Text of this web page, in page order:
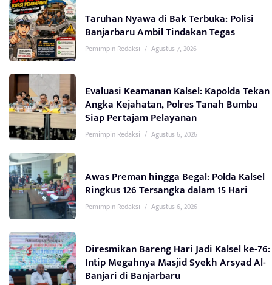
Taruhan Nyawa di Bak Terbuka: Polisi
Banjarbaru Ambil Tindakan Tegas
Pemimpin Redaksi / Agustus 7, 2026
Evaluasi Keamanan Kalsel: Kapolda Tekan
Angka Kejahatan, Polres Tanah Bumbu
Siap Pertajam Pelayanan
Pemimpin Redaksi / Agustus 6, 2026
Awas Preman hingga Begal: Polda Kalsel
Ringkus 126 Tersangka dalam 15 Hari
Pemimpin Redaksi / Agustus 6, 2026
Diresmikan Bareng Hari Jadi Kalsel ke-76:
Intip Megahnya Masjid Syekh Arsyad Al-
Banjari di Banjarbaru